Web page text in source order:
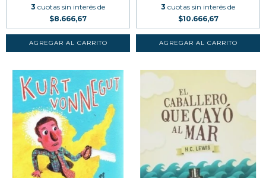
3 cuotas sin interés de
$8.666,67
3 cuotas sin interés de
$10.666,67